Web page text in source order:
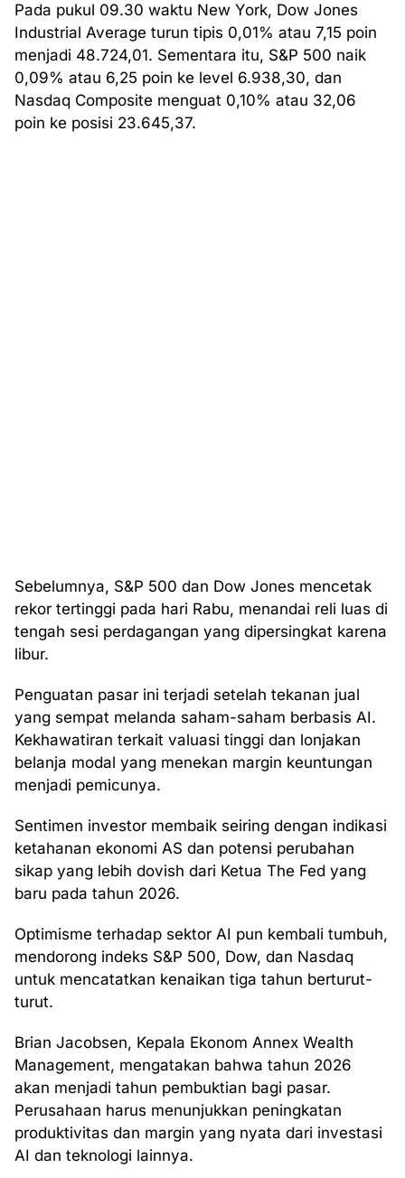
Pada pukul 09.30 waktu New York, Dow Jones
Industrial Average turun tipis 0,01% atau 7,15 poin
menjadi 48.724,01. Sementara itu, S&P 500 naik
0,09% atau 6,25 poin ke level 6.938,30, dan
Nasdaq Composite menguat 0,10% atau 32,06
poin ke posisi 23.645,37.
Sebelumnya, S&P 500 dan Dow Jones mencetak
rekor tertinggi pada hari Rabu, menandai reli luas di
tengah sesi perdagangan yang dipersingkat karena
libur.
Penguatan pasar ini terjadi setelah tekanan jual
yang sempat melanda saham-saham berbasis AI.
Kekhawatiran terkait valuasi tinggi dan lonjakan
belanja modal yang menekan margin keuntungan
menjadi pemicunya.
Sentimen investor membaik seiring dengan indikasi
ketahanan ekonomi AS dan potensi perubahan
sikap yang lebih dovish dari Ketua The Fed yang
baru pada tahun 2026.
Optimisme terhadap sektor AI pun kembali tumbuh,
mendorong indeks S&P 500, Dow, dan Nasdaq
untuk mencatatkan kenaikan tiga tahun berturut-
turut.
Brian Jacobsen, Kepala Ekonom Annex Wealth
Management, mengatakan bahwa tahun 2026
akan menjadi tahun pembuktian bagi pasar.
Perusahaan harus menunjukkan peningkatan
produktivitas dan margin yang nyata dari investasi
AI dan teknologi lainnya.